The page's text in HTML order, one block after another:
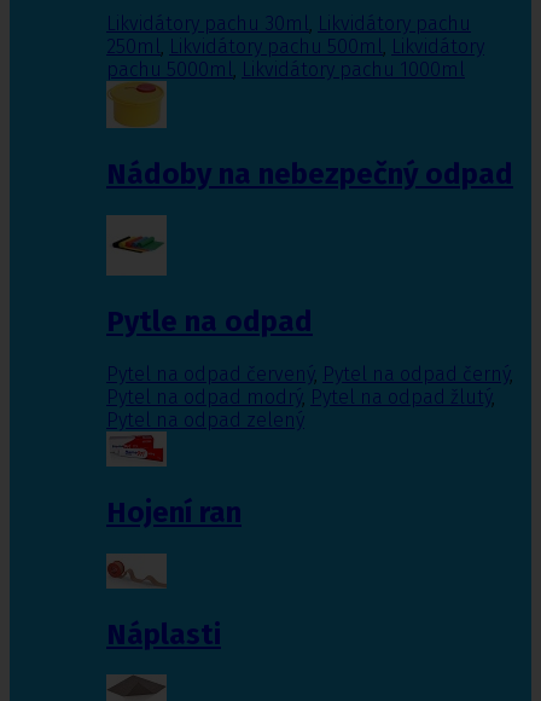
Likvidátory pachu 30ml, Likvidátory pachu
250ml, Likvidátory pachu 500ml, Likvidátory
pachu 5000ml, Likvidátory pachu 1000ml
Nádoby na nebezpečný odpad
Pytle na odpad
Pytel na odpad červený, Pytel na odpad černý,
Pytel na odpad modrý, Pytel na odpad žlutý,
Pytel na odpad zelený
Hojení ran
Náplasti